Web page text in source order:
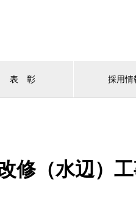
表 彰 採用情
（水辺）工